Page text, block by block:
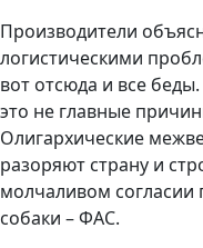
Производители
логистическими
вот отсюда и все
это не главные
Олигархические
разоряют страну и
молчаливом согласии
собаки – ФАС.